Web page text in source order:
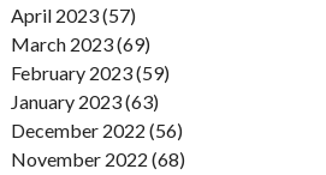
April 2023 (57)
March 2023 (69)
February 2023 (59)
January 2023 (63)
December 2022 (56)
November 2022 (68)